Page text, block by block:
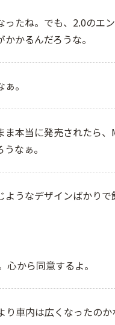
ったね。でも、2.0のエ
かるんだろうな。
。
ま本当に発売されたら、
なぁ。
ようなデザインばかりで
心から同意するよ。
り車内は広くなったのか